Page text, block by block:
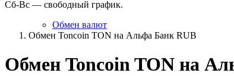
Сб-Вс — свободный график.
Обмен валют
Обмен Toncoin TON на Альфа Банк RUB
Обмен Toncoin TON на